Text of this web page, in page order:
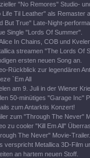
"No Remores" Studio-
Life Til Leather" als Remaster
But True" Late-Night-
Single "Lords Of Summer".
In Chains, COB und
streamen "The Lords Of
ersten neuen Song an.
Rückblick zur legendären
`Em All
am 9. Juli in der Wiener
50-minütiges "Garage Inc"
zum Antarktis Konzert!
zum "Through The Never"
zu cooler "Kill Em All"
The Never" Movie-Trailer.
verspricht Metallica 3D-Film
an hartem neuen Stoff.